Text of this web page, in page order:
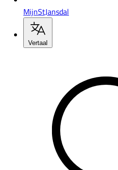
MijnStJansdal
Vertaal